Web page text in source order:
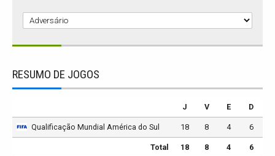
RESUMO DE JOGOS
J V E D
Qualificação Mundial América do Sul 18 8 4 6
Total 18 8 4 6